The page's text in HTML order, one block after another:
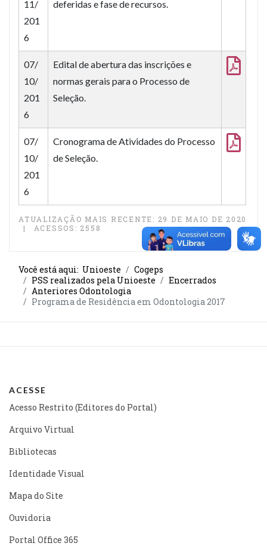
11/
201
6
deferidas e fase de recursos.
07/
10/
201
6
Edital de abertura das inscrições e
normas gerais para o Processo de
Seleção.
07/
10/
201
6
Cronograma de Atividades do Processo
de Seleção.
ATUALIZAÇÃO MAIS RECENTE: 29 DE MAIO DE 2020
ACESSOS: 2558
Você está aqui: Unioeste
Cogeps
PSS realizados pela Unioeste
Encerrados
Anteriores Odontologia
Programa de Residência em Odontologia 2017
ACESSE
Acesso Restrito (Editores do Portal)
Arquivo Virtual
Bibliotecas
Identidade Visual
Mapa do Site
Ouvidoria
Portal Office 365